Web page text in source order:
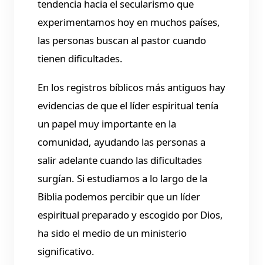
tendencia hacia el secularismo que
experimentamos hoy en muchos países,
las personas buscan al pastor cuando
tienen dificultades.
En los registros bíblicos más antiguos hay
evidencias de que el líder espiritual tenía
un papel muy importante en la
comunidad, ayudando las personas a
salir adelante cuando las dificultades
surgían. Si estudiamos a lo largo de la
Biblia podemos percibir que un líder
espiritual preparado y escogido por Dios,
ha sido el medio de un ministerio
significativo.